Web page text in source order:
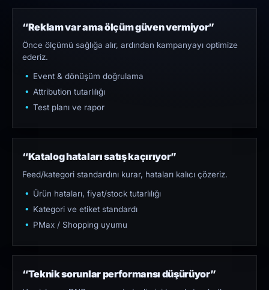
“Reklam var ama ölçüm güven vermiyor”
Önce ölçümü sağlığa alır, ardından kampanyayı optimize
ederiz.
Event & dönüşüm doğrulama
Attribution tutarlılığı
Test planı ve rapor
“Katalog hataları satış kaçırıyor”
Feed/kategori standardını kurar, hataları kalıcı çözeriz.
Ürün hataları, fiyat/stock tutarlılığı
Kategori ve etiket standardı
PMax / Shopping uyumu
“Teknik sorunlar performansı düşürüyor”